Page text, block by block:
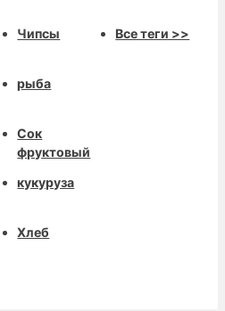
Чипсы
рыба
Сок
фруктовый
кукуруза
Хлеб
Все теги >>